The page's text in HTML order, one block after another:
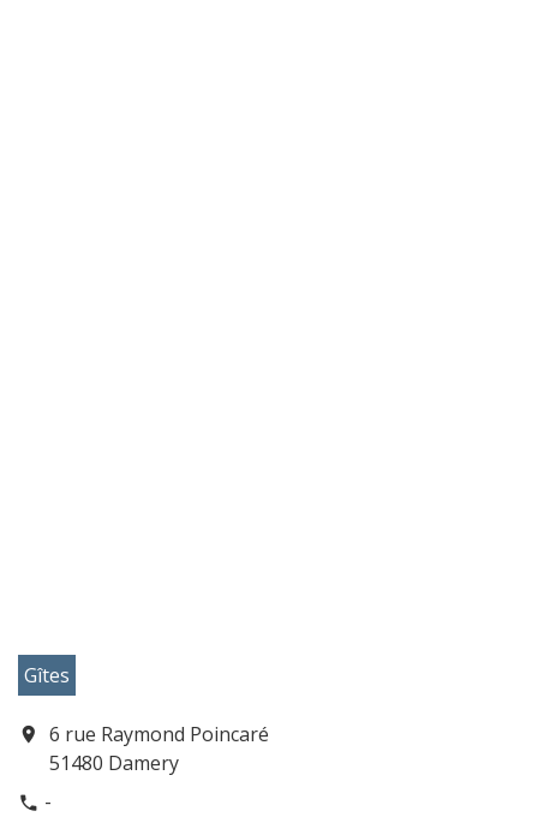
Gîtes
location_on
6 rue Raymond Poincaré
51480 Damery
phone -